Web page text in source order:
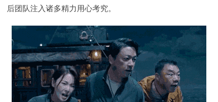
后团队注入诸多精力用心考究。